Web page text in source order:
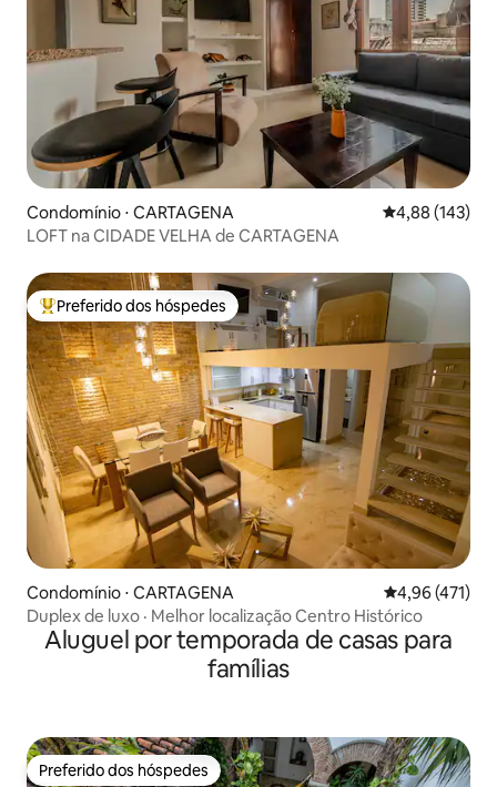
Condomínio ⋅ CARTAGENA 4,88 de uma
4,88 (143)
LOFT na CIDADE VELHA de CARTAGENA
Entre os melhores preferidos dos hóspedes
Preferido dos hóspedes
Condomínio ⋅ CARTAGENA 4,96 de uma
4,96 (471)
Duplex de luxo · Melhor localização Centro Histórico
Aluguel por temporada de casas para
famílias
Preferido dos hóspedes
Preferido dos hóspedes